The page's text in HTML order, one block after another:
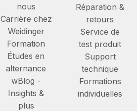
nous
Carrière chez
Weidinger
Formation
Études en
alternance
wBlog -
Insights &
plus
Réparation &
retours
Service de
test produit
Support
technique
Formations
individuelles